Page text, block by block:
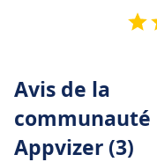
Avis de la
communauté
Appvizer (3)